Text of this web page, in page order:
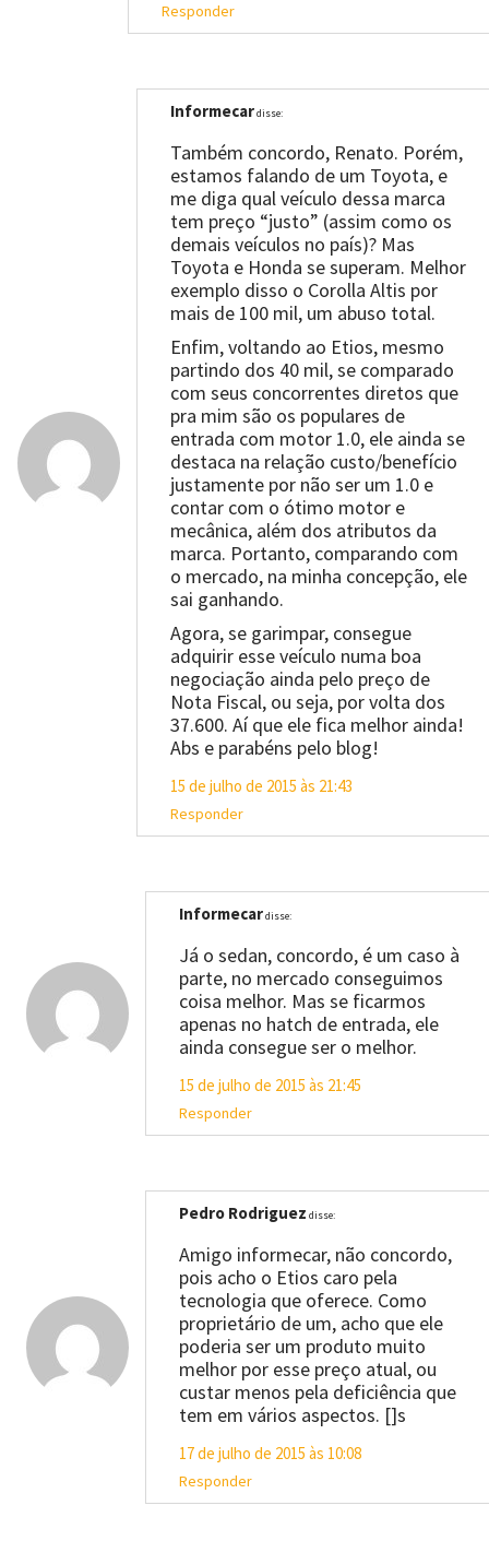
Responder
Informecardisse:
Também concordo, Renato. Porém,
estamos falando de um Toyota, e
me diga qual veículo dessa marca
tem preço “justo” (assim como os
demais veículos no país)? Mas
Toyota e Honda se superam. Melhor
exemplo disso o Corolla Altis por
mais de 100 mil, um abuso total.
Enfim, voltando ao Etios, mesmo
partindo dos 40 mil, se comparado
com seus concorrentes diretos que
pra mim são os populares de
entrada com motor 1.0, ele ainda se
destaca na relação custo/benefício
justamente por não ser um 1.0 e
contar com o ótimo motor e
mecânica, além dos atributos da
marca. Portanto, comparando com
o mercado, na minha concepção, ele
sai ganhando.
Agora, se garimpar, consegue
adquirir esse veículo numa boa
negociação ainda pelo preço de
Nota Fiscal, ou seja, por volta dos
37.600. Aí que ele fica melhor ainda!
Abs e parabéns pelo blog!
15 de julho de 2015 às 21:43
Responder
Informecardisse:
Já o sedan, concordo, é um caso à
parte, no mercado conseguimos
coisa melhor. Mas se ficarmos
apenas no hatch de entrada, ele
ainda consegue ser o melhor.
15 de julho de 2015 às 21:45
Responder
Pedro Rodriguez disse:
Amigo informecar, não concordo,
pois acho o Etios caro pela
tecnologia que oferece. Como
proprietário de um, acho que ele
poderia ser um produto muito
melhor por esse preço atual, ou
custar menos pela deficiência que
tem em vários aspectos. []s
17 de julho de 2015 às 10:08
Responder